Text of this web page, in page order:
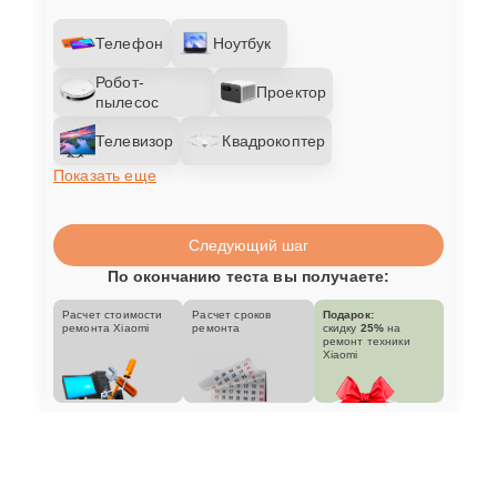
Телефон Ноутбук
Робот-
пылесос
Проектор
Телевизор
Квадрокоптер
Показать еще
Следующий шаг
По окончанию теста вы получаете:
Расчет стоимости
ремонта Xiaomi
Расчет сроков
ремонта
Подарок:
скидку 25% на
ремонт техники
Xiaomi